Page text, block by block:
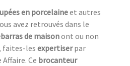
en porcelaineet autres
avez retrouvés dans le
de maisonont ou non
faites-les expertiserpar
Ce brocanteur